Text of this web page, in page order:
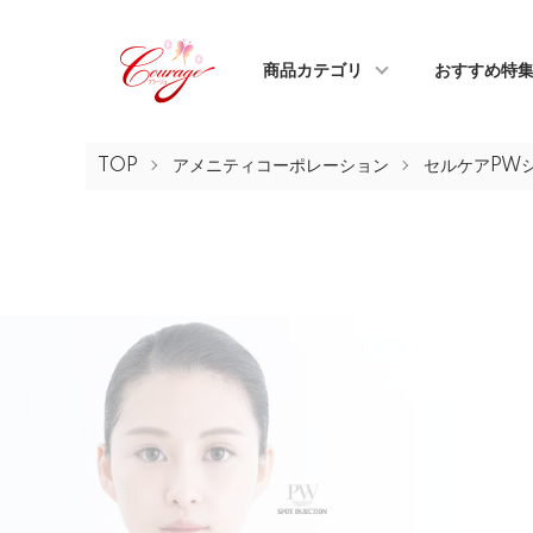
商品カテゴリ おすすめ特集
TOP アメニティコーポレーション セルケアPW